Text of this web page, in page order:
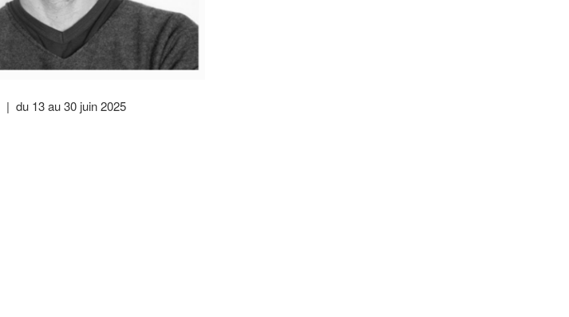
| du 13 au 30 juin 2025